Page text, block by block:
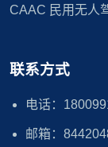
CAAC 民用无人
联系方式
电话：
邮箱：